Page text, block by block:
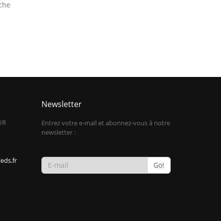
Newsletter
Entrez votre e-mail et abonnez-vous à notre
newsletter :
Go!